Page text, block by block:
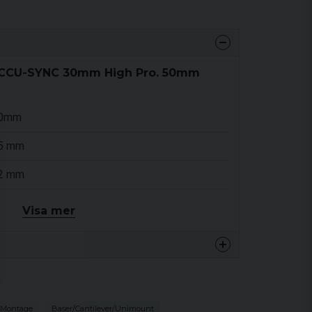
SYNC 30mm High Pro. 50mm
mm
mm
mm
Visa mer
Baser/Cantilever/Unimount